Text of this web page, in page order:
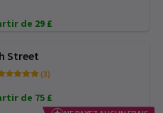
de 29 £
Street
(3)
de 75 £